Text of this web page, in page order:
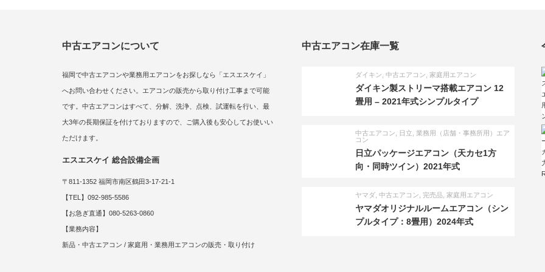
中古エアコンについて
福岡で中古エアコンや業務用エアコンをお探しなら「エスエスケイ」
へお問い合わせください。エアコンの販売から取り付け工事まで可能
です。中古エアコンはすべて、分解、洗浄、点検、試運転を行い、最
大3年の長期保証を付けておりますので、ご購入後も安心してお使いい
ただけます。
エスエスケイ 総合設備企画
〒811-1352 福岡市南区鶴田3-17-21-1
【TEL】092-985-5586
【お急ぎ直通】080-5263-0860
【業務内容】
新品・中古エアコン / 家庭用・業務用エアコンの販売・取り付け
中古エアコン在庫一覧
ダイキン 中古エアコン 家庭用エアコン
ダイキン製ストリーマ搭載エアコン 12
畳用 – 2021年式シンプルタイプ
中古エアコン 日立 業務用（店舗・事務所用）エア
コン
日立パッケージエアコン（天カセ1方
向・同時ツイン）2021年式
ヤマダ 中古エアコン 完売品 家庭用エアコン
ヤマダオリジナルルームエアコン（シン
プルタイプ：8畳用）2024年式